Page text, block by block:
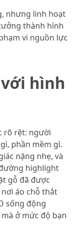
nhưng linh hoạt
thành hình
vi nguồn lực
hình
rõ rệt: người
phần mềm gì.
nặng nhẹ, và
highlight
gỗ đã được
áo chỗ thắt
sống động
ở mức độ bạn